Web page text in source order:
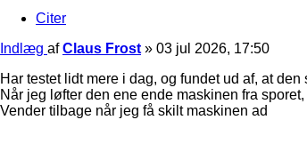
Citer
Indlæg afClaus Frost » 03 jul 2026, 17:50
Har testet lidt mere i dag, og fundet ud af, at
Når jeg løfter den ene ende maskinen fra
Vender tilbage når jeg få skilt maskinen ad